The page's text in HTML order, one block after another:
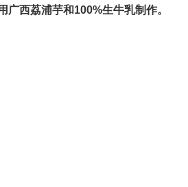
广西荔浦芋和100%生牛乳制作。